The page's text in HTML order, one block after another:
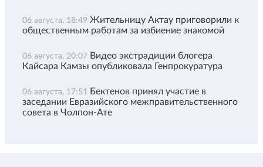
06 августа, 18:49 Жительницу Актау приговорили к
общественным работам за избиение знакомой
06 августа, 20:07 Видео экстрадиции блогера
Кайсара Камзы опубликовала Генпрокуратура
06 августа, 17:51 Бектенов принял участие в
заседании Евразийского межправительственного
совета в Чолпон-Ате